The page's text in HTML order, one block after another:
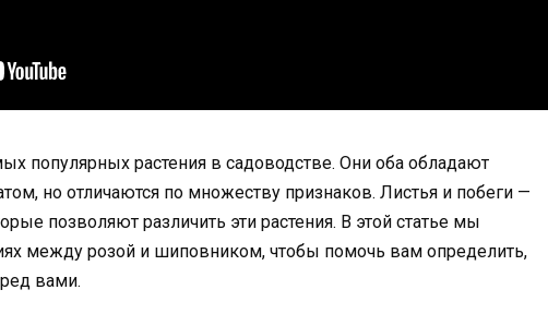
популярных растения в садоводстве. Они оба обладают
но отличаются по множеству признаков. Листья и побеги —
позволяют различить эти растения. В этой статье мы
между розой и шиповником, чтобы помочь вам определить,
вами.